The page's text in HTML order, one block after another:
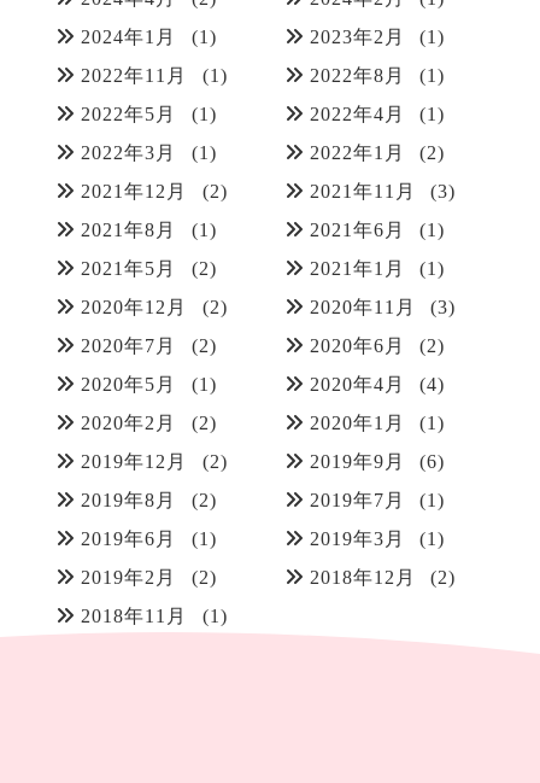
2024年1月
(1) 2023年2月
(1)
2022年11月
(1) 2022年8月
(1)
2022年5月
(1) 2022年4月
(1)
2022年3月
(1) 2022年1月
(2)
2021年12月
(2) 2021年11月
(3)
2021年8月
(1) 2021年6月
(1)
2021年5月
(2) 2021年1月
(1)
2020年12月
(2) 2020年11月
(3)
2020年7月
(2) 2020年6月
(2)
2020年5月
(1) 2020年4月
(4)
2020年2月
(2) 2020年1月
(1)
2019年12月
(2) 2019年9月
(6)
2019年8月
(2) 2019年7月
(1)
2019年6月
(1) 2019年3月
(1)
2019年2月
(2) 2018年12月
(2)
2018年11月
(1)